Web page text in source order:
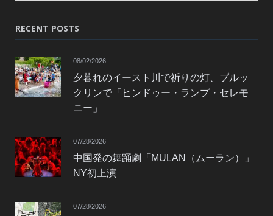
RECENT POSTS
08/02/2026
夕暮れのイースト川で祈りの灯、ブルッ
クリンで「ヒンドゥー・ランプ・セレモ
ニー」
07/28/2026
中国発の舞踊劇「MULAN（ムーラン）」
NY初上演
07/28/2026